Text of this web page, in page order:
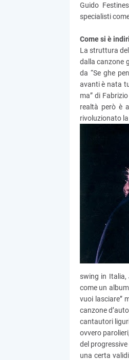
Guido
specialisti
Come si è
La struttura
dalla canzone
da “Se ghe
avanti è nata
ma” di
realtà però è
rivoluzionato
swing in Italia,
come un
vuoi lasciare”
canzone
cantautori
ovvero
del
una certa